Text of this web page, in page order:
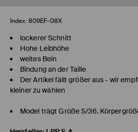
Index: 809EF-08X
lockerer Schnitt
Hohe Leibhöhe
weites Bein
Bindung an der Taille
Der Artikel fällt größer aus - wir
kleiner zu wählen
Model trägt Größe S/36.